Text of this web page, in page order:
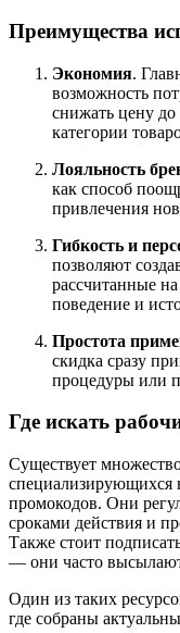
Преимущества
Экономия.
возможность
снижать цену
категории
Лояльность
как способ
привлечения
Гибкость и
позволяют
рассчитанные на
поведение и
Простота
скидка сразу
процедуры или
Где искать
Существует
специализирующихся
промокодов. Они
сроками действия и
Также стоит
— они часто
Один из таких
где собраны